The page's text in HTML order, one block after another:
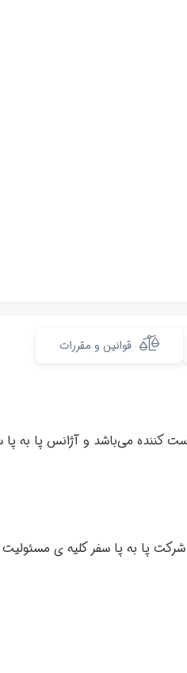
قوانین و مقررات
آژانس درخواست کننده می‌باشد و آژانس
شرکت پا به پا سفر کلیه ی